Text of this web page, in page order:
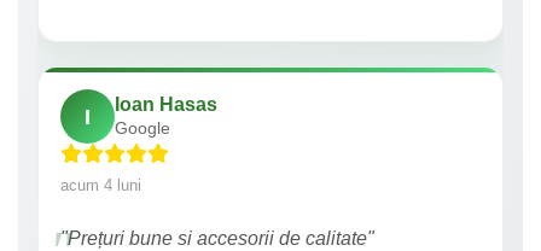
I
Ioan Hasas
Google
acum 4 luni
"Prețuri bune si accesorii de calitate"